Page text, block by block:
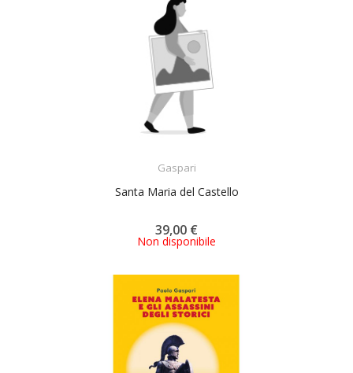
Gaspari
Santa Maria del Castello
39,00 €
Non disponibile